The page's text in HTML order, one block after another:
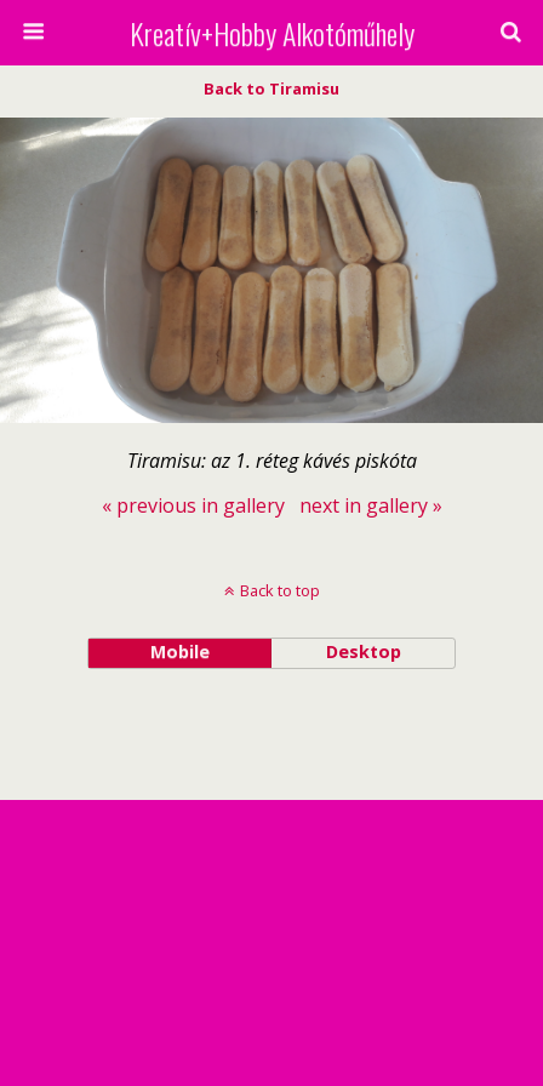
Kreatív+Hobby Alkotóműhely
Back to Tiramisu
Tiramisu: az 1. réteg kávés piskóta
« previous in gallery
next in gallery »
Back to top
Mobile Desktop